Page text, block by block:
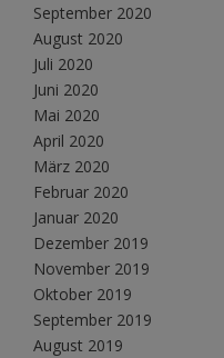
September 2020
August 2020
Juli 2020
Juni 2020
Mai 2020
April 2020
März 2020
Februar 2020
Januar 2020
Dezember 2019
November 2019
Oktober 2019
September 2019
August 2019